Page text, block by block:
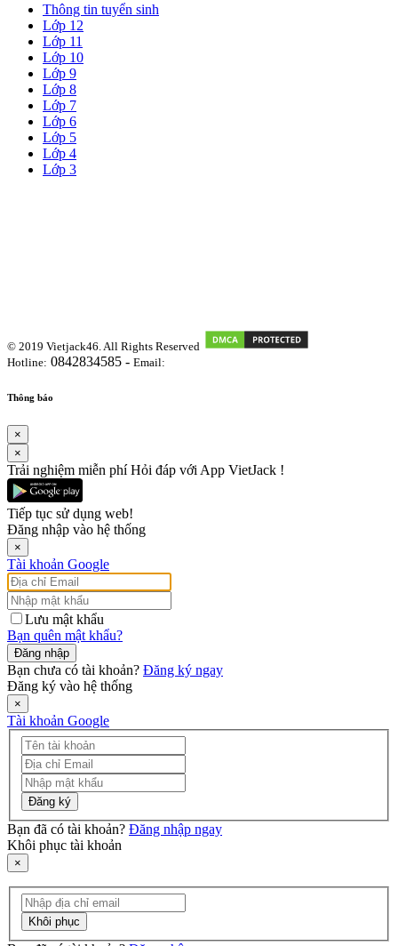
Thông tin tuyển sinh
Lớp 12
Lớp 11
Lớp 10
Lớp 9
Lớp 8
Lớp 7
Lớp 6
Lớp 5
Lớp 4
Lớp 3
© 2019 Vietjack46. All Rights Reserved
Hotline: 0842834585 - Email:
Thông báo
×
×
Trải nghiệm miễn phí Hỏi đáp với App VietJack !
Tiếp tục sử dụng web!
Đăng nhập vào hệ thống
×
Tài khoản Google
Lưu mật khẩu
Bạn quên mật khẩu?
Đăng nhập
Bạn chưa có tài khoản? Đăng ký ngay
Đăng ký vào hệ thống
×
Tài khoản Google
Đăng ký
Bạn đã có tài khoản? Đăng nhập ngay
Khôi phục tài khoản
×
Khôi phục